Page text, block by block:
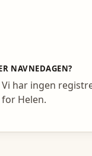
NAVNEDAGEN?
Vi har ingen
for Helen.